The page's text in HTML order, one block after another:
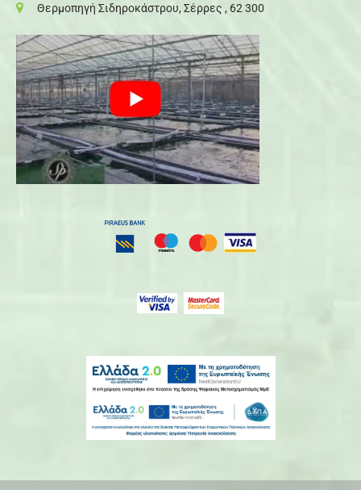
Θερμοπηγή Σιδηροκάστρου, Σέρρες , 62 300